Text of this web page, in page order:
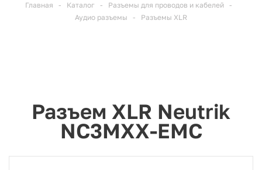
Главная - Каталог - Разъемы для проводов и кабелей
-
Аудио разъемы
- Разъемы XLR
Разъем XLR Neutrik
NC3MXX-EMC